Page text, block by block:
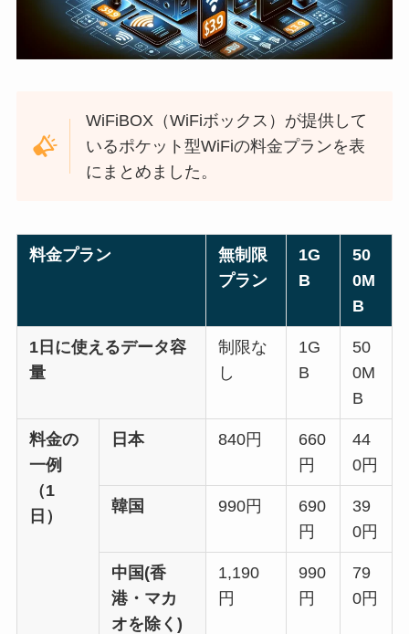
WiFiBOX（WiFiボックス）が提供して
いるポケット型WiFiの料金プランを表
にまとめました。
料金プラン
無制限
プラン
1G
B
50
0M
B
1日に使えるデータ容
量
制限な
し
1G
B
50
0M
B
料金の
一例
（1
日）
日本 840円
660
円
44
0円
韓国 990円
690
円
39
0円
中国(香
港・マカ
オを除く)
1,190
円
990
円
79
0円